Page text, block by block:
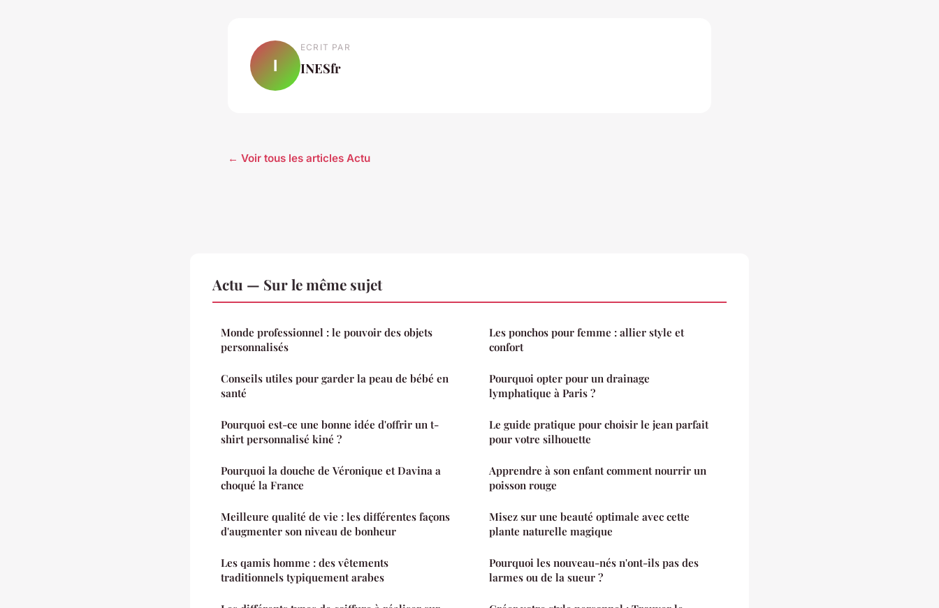
I
ECRIT PAR
INESfr
← Voir tous les articles Actu
Actu — Sur le même sujet
Monde professionnel : le pouvoir des objets
personnalisés
Conseils utiles pour garder la peau de bébé en
santé
Pourquoi est-ce une bonne idée d'offrir un t-
shirt personnalisé kiné ?
Pourquoi la douche de Véronique et Davina a
choqué la France
Meilleure qualité de vie : les différentes façons
d'augmenter son niveau de bonheur
Les qamis homme : des vêtements
traditionnels typiquement arabes
Les ponchos pour femme : allier style et
confort
Pourquoi opter pour un drainage
lymphatique à Paris ?
Le guide pratique pour choisir le jean parfait
pour votre silhouette
Apprendre à son enfant comment nourrir un
poisson rouge
Misez sur une beauté optimale avec cette
plante naturelle magique
Pourquoi les nouveau-nés n'ont-ils pas des
larmes ou de la sueur ?